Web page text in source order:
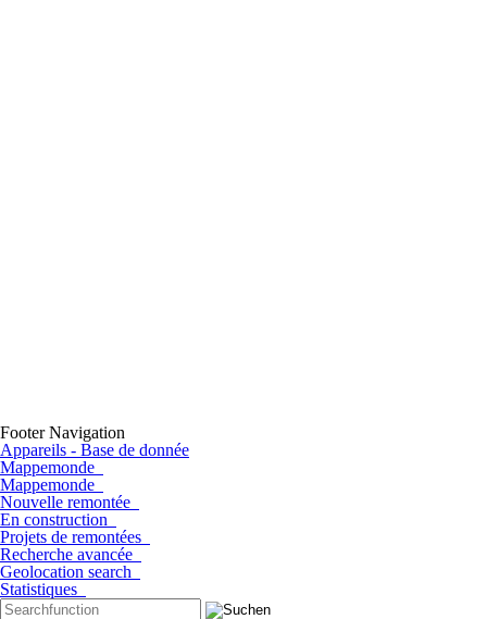
Footer Navigation
Appareils - Base de donnée
Mappemonde
Mappemonde
Nouvelle remontée
En construction
Projets de remontées
Recherche avancée
Geolocation search
Statistiques